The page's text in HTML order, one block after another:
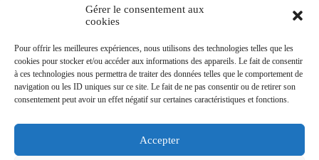
Gérer le consentement aux
cookies
Pour offrir les meilleures expériences, nous utilisons des technologies telles que les
cookies pour stocker et/ou accéder aux informations des appareils. Le fait de consentir
à ces technologies nous permettra de traiter des données telles que le comportement de
navigation ou les ID uniques sur ce site. Le fait de ne pas consentir ou de retirer son
consentement peut avoir un effet négatif sur certaines caractéristiques et fonctions.
Accepter
Mentions Légales
Plan de site
Contact
À propos
Dolum magazine vous guide dans l'art de transformer votre
habitat. De lachaise Baumannvintage aux tendances comme